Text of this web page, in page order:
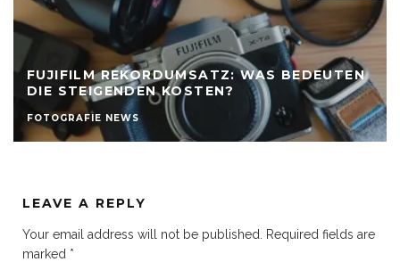
FUJIFILM REKORDUMSATZ: WAS BEDEUTEN
DIE STEIGENDEN KOSTEN?
FOTOGRAFIE NEWS
LEAVE A REPLY
Your email address will not be published.
Required fields are
marked *